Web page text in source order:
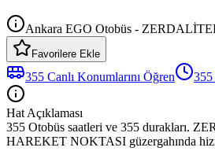
Ankara EGO Otobüs -
Favorilere Ekle
355 Canlı Konumlarını Öğren 355
Hat Açıklaması
355 Otobüs saatleri ve 355
HAREKET NOKTASI güzergahında